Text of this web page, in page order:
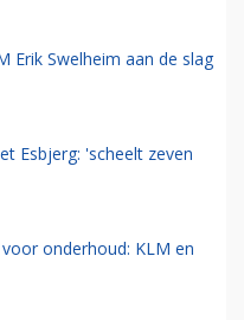
Erik Swelheim aan de slag
Esbjerg: 'scheelt zeven
onderhoud: KLM en